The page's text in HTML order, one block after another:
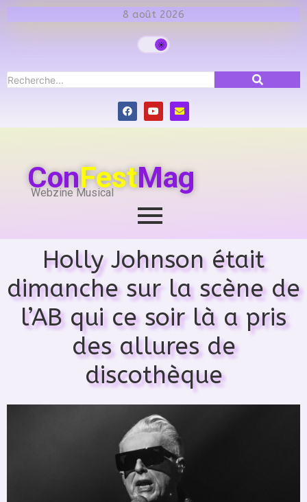
8 août 2026
ConFestMag
Webzine Musical
Holly Johnson était
dimanche sur la scène de
l’AB qui ce soir là a pris
des allures de
discothèque